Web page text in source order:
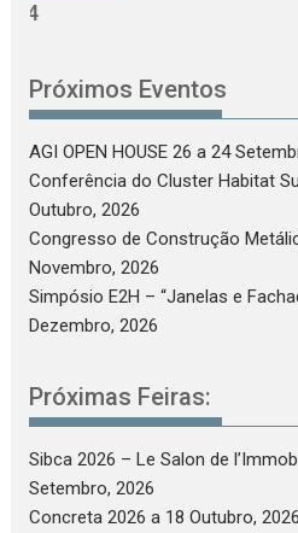
Próximos Eventos
AGI OPEN HOUSE 26 a 24
Conferência do Cluster Habitat
Outubro, 2026
Congresso de Construção
Novembro, 2026
Simpósio E2H – “Janelas e
Dezembro, 2026
Próximas Feiras:
Sibca 2026 – Le Salon de
Setembro, 2026
Concreta 2026 a 18 Outubro, 2026